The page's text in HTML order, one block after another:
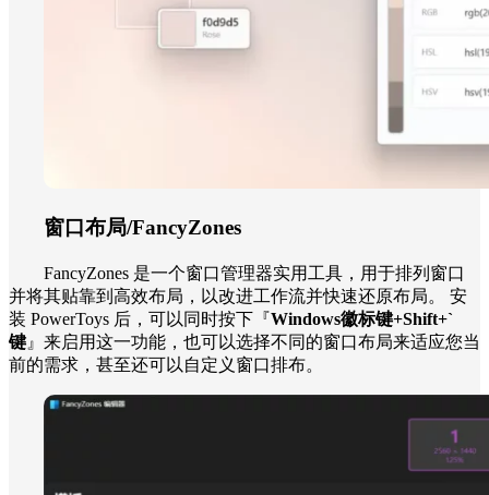
窗口布局/FancyZones
FancyZones 是一个窗口管理器实用工具，用于排列窗口
并将其贴靠到高效布局，以改进工作流并快速还原布局。 安
装 PowerToys 后，可以同时按下『Windows徽标键+Shift+`
键 』来启用这一功能，也可以选择不同的窗口布局来适应您当
前的需求，甚至还可以自定义窗口排布。